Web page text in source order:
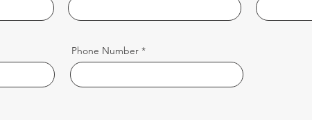
Phone Number